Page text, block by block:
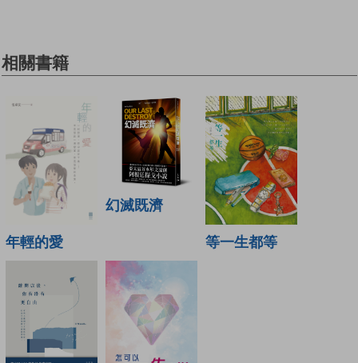
相關書籍
年輕的愛
幻滅既濟
等一生都等